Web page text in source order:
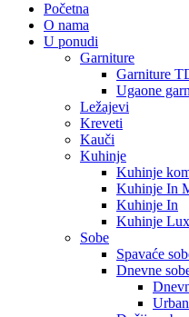
Početna
O nama
U ponudi
Garniture
Garniture
Ugaone
Ležajevi
Kreveti
Kauči
Kuhinje
Kuhinje
Kuhinje In
Kuhinje In
Kuhinje Lux
Sobe
Spavaće
Dnevne